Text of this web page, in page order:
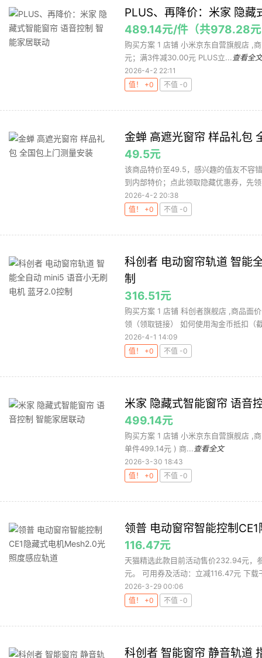
PLUS、再降价：米家 隐
489.14元/件（共978.28
购买方案 1 店铺 小米京东自营旗舰店 ,
元；满3件减30.00元 PLUS立... 查看全文
2026-4-2 22:11
值！ +0
不值 -0
金蝉 高遮光窗帘 样品礼包
49.5元
该商品特价至49.5，感兴趣的值友不容
到内部特价；点此领取隐藏优惠券，先
2026-4-2 20:38
值！ +0
不值 -0
科创者 电动窗帘轨道 智能
制
316.51元
购买方案 1 店铺 科创者旗舰店 ,商品面
领（领取链接） 如何使用淘金币抵扣（
2026-4-1 14:09
值！ +0
不值 -0
米家 隐藏式智能窗帘 语音
499.14元
购买方案 1 店铺 小米京东自营旗舰店 ,
单件499.14元 ) 商... 查看全文
2026-3-30 18:43
值！ +0
不值 -0
领普 电动窗帘智能控制
116.47元
天猫精选此款目前活动售价232.94元，
元。 可用券及活动：立减116.47元 下载
2026-3-29 00:06
值！ +0
不值 -0
科创者 智能窗帘 静音轨道